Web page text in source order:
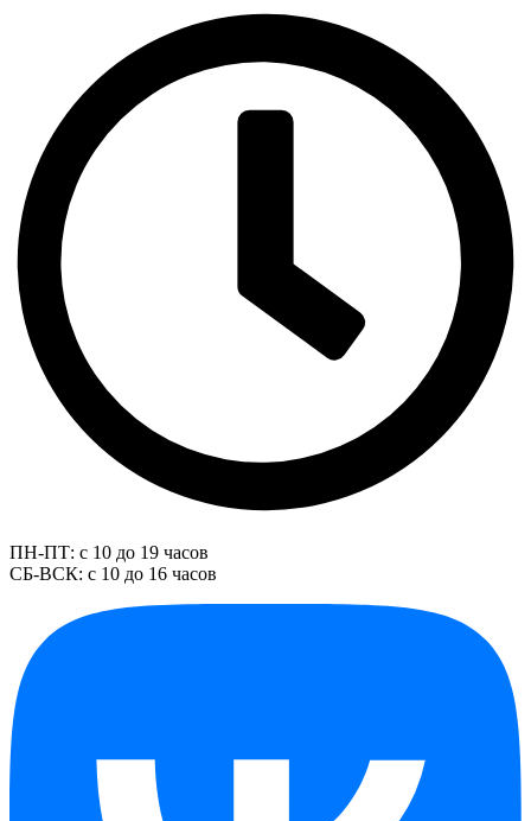
ПН-ПТ: с 10 до 19 часов
СБ-ВСК: с 10 до 16 часов